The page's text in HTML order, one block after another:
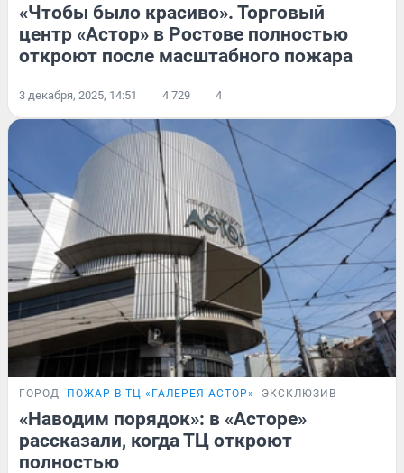
«Чтобы было красиво». Торговый
центр «Астор» в Ростове полностью
откроют после масштабного пожара
3 декабря, 2025, 14:51 4 729 4
ГОРОД ПОЖАР В ТЦ «ГАЛЕРЕЯ АСТОР» ЭКСКЛЮЗИВ
«Наводим порядок»: в «Асторе»
рассказали, когда ТЦ откроют
полностью